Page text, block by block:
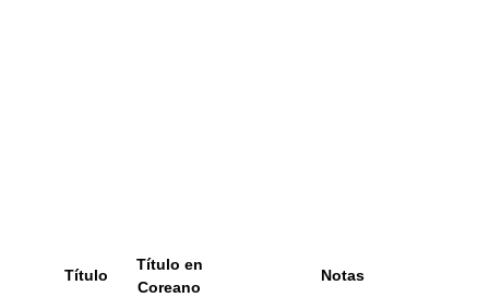
Título
Título en
Coreano
Notas